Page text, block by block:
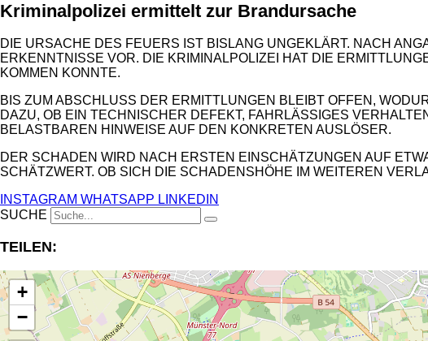
Kriminalpolizei ermittelt zur Brandursache
DIE URSACHE DES FEUERS IST BISLANG UNGEKLÄRT. NACH
ERKENNTNISSE VOR. DIE KRIMINALPOLIZEI HAT DIE
KOMMEN KONNTE.
BIS ZUM ABSCHLUSS DER ERMITTLUNGEN BLEIBT OFFEN,
DAZU, OB EIN TECHNISCHER DEFEKT, FAHRLÄSSIGES
BELASTBAREN HINWEISE AUF DEN KONKRETEN AUSLÖSER.
DER SCHADEN WIRD NACH ERSTEN EINSCHÄTZUNGEN AUF
SCHÄTZWERT. OB SICH DIE SCHADENSHÖHE IM WEITEREN
INSTAGRAM WHATSAPP LINKEDIN
SUCHE
TEILEN:
+
−